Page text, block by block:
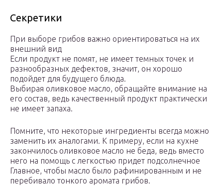
Секретики
При выборе грибов важно ориентироваться на их
внешний вид
Если продукт не помят, не имеет темных точек и
разнообразных дефектов, значит, он хорошо
подойдет для будущего блюда.
Выбирая оливковое масло, обращайте внимание на
его состав, ведь качественный продукт практически
не имеет запаха.
Помните, что некоторые ингредиенты всегда можно
заменить их аналогами. К примеру, если на кухне
закончилось оливковое масло не беда, ведь вместо
него на помощь с легкостью придет подсолнечное
Главное, чтобы масло было рафинированным и не
перебивало тонкого аромата грибов.